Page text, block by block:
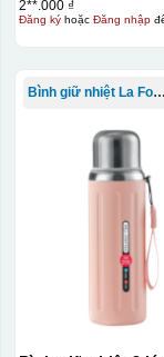
2**.000 ₫
Đăng kýhoặc Đăng nhập
Bình giữ nhiệt La Fonte